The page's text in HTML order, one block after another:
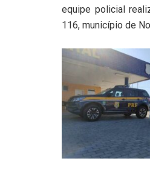
equipe policial
116, município de